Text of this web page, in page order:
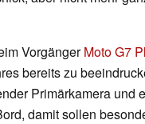
VorgängerMoto G7
bereits zu
Primärkamera und
damit sollen